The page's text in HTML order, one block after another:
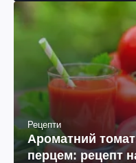
Рецепти
Ароматний
перцем: рецепт